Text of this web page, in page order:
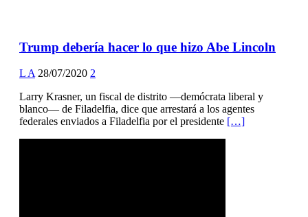
Trump debería hacer lo que hizo Abe Lincoln
L A 28/07/2020 2
Larry Krasner, un fiscal de distrito —demócrata liberal y
blanco— de Filadelfia, dice que arrestará a los agentes
federales enviados a Filadelfia por el presidente […]